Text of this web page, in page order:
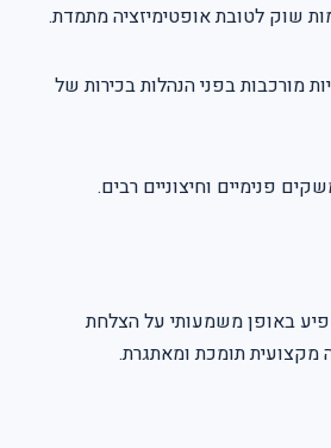
שוק לטובת אופטימיזציה מתמדת.
מורכבות בפני הנהלות בכירות של
פנימיים וחיצוניים רבים.
באופן משמעותי על הצלחת
מקצועית תומכת ומאתגרת.